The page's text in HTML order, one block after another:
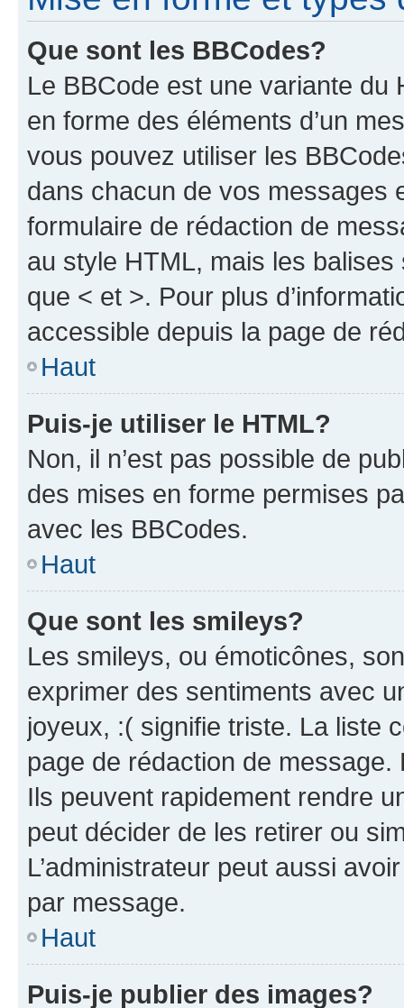
Que sont les BBCodes?
Le BBCode est une variante du
en forme des éléments d’un
vous pouvez utiliser les
dans chacun de vos messages
formulaire de rédaction de
au style HTML, mais les
que < et >. Pour plus
accessible depuis la page de
Haut
Puis-je utiliser le HTML?
Non, il n’est pas possible de
des mises en forme permises
avec les BBCodes.
Haut
Que sont les smileys?
Les smileys, ou émoticônes,
exprimer des sentiments avec
joyeux, :( signifie triste. La liste
page de rédaction de
Ils peuvent rapidement rendre
peut décider de les retirer ou
L’administrateur peut aussi
par message.
Haut
Puis-je publier des images?